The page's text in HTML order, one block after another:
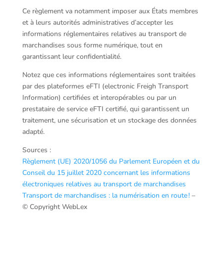
Ce règlement va notamment imposer aux États membres
et à leurs autorités administratives d’accepter les
informations réglementaires relatives au transport de
marchandises sous forme numérique, tout en
garantissant leur confidentialité.
Notez que ces informations réglementaires sont traitées
par des plateformes eFTI (electronic Freigh Transport
Information) certifiées et interopérables ou par un
prestataire de service eFTI certifié, qui garantissent un
traitement, une sécurisation et un stockage des données
adapté.
Sources :
Règlement (UE) 2020/1056 du Parlement Européen et du
Conseil du 15 juillet 2020 concernant les informations
électroniques relatives au transport de marchandises
Transport de marchandises : la numérisation en route ! –
© Copyright WebLex